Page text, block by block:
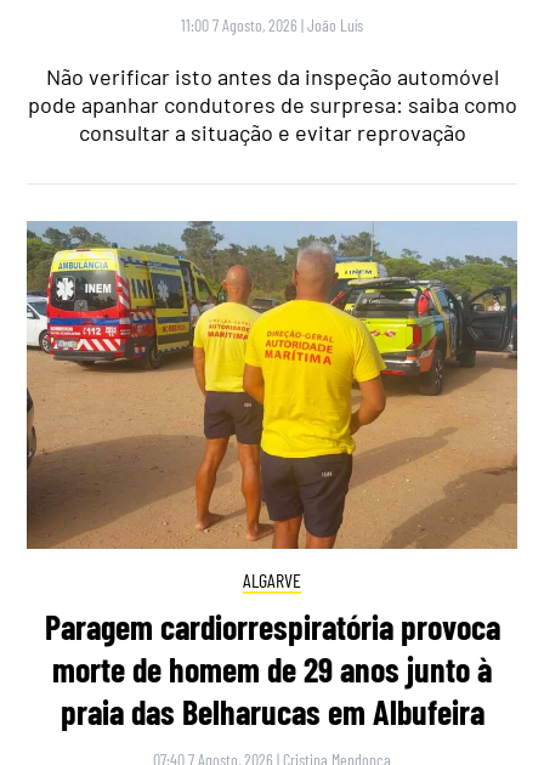
11:00 7 Agosto, 2026 |João Luís
Não verificar isto antes da inspeção automóvel
pode apanhar condutores de surpresa: saiba como
consultar a situação e evitar reprovação
ALGARVE
Paragem cardiorrespiratória provoca
morte de homem de 29 anos junto à
praia das Belharucas em Albufeira
07:40 7 Agosto, 2026 | Cristina Mendonça